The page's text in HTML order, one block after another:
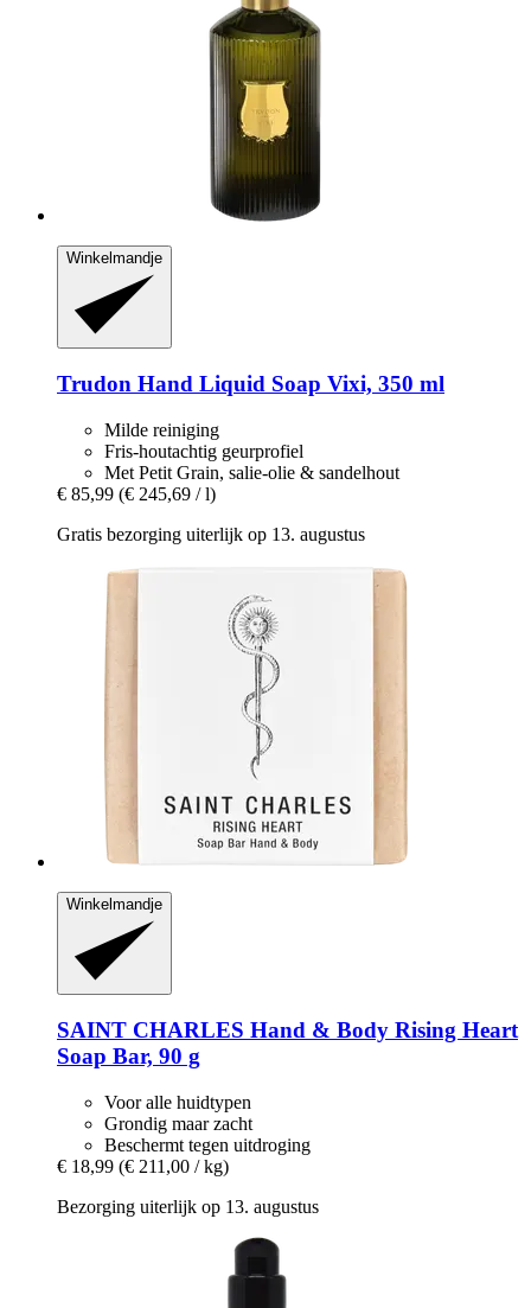
Winkelmandje
Trudon Hand Liquid Soap Vixi, 350 ml
Milde reiniging
Fris-houtachtig geurprofiel
Met Petit Grain, salie-olie & sandelhout
€ 85,99 (€ 245,69 / l)
Gratis bezorging uiterlijk op 13. augustus
Winkelmandje
SAINT CHARLES Hand & Body Rising Heart
Soap Bar, 90 g
Voor alle huidtypen
Grondig maar zacht
Beschermt tegen uitdroging
€ 18,99 (€ 211,00 / kg)
Bezorging uiterlijk op 13. augustus